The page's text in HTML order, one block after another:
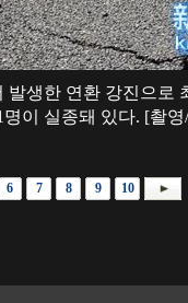
생한 연환 강진으로
이 실종돼 있다. [촬
6 7 8 9 10